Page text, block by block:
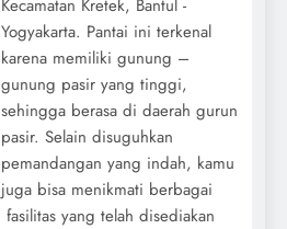
Kecamatan Kretek, Bantul -
Yogyakarta. Pantai ini terkenal
karena memiliki gunung –
gunung pasir yang tinggi,
sehingga berasa di daerah gurun
pasir. Selain disuguhkan
pemandangan yang indah, kamu
juga bisa menikmati berbagai
fasilitas yang telah disediakan